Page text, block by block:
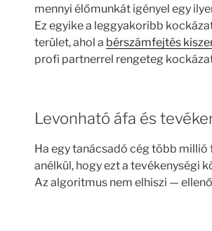
mennyi élőmunkát igényel egy
Ez egyike a leggyakoribb
terület, ahol a bérszámfejtés
profi partnerrel rengeteg
Levonható áfa és
Ha egy tanácsadó cég több
anélkül, hogy ezt a tevékenységi
Az algoritmus nem elhiszi —